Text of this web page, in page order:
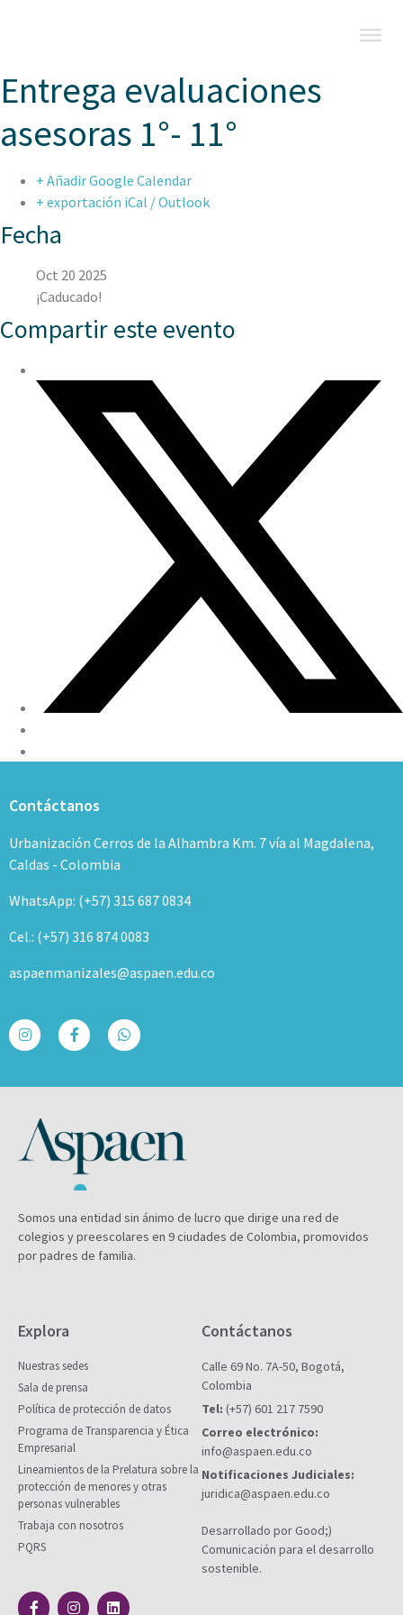
Entrega evaluaciones
asesoras 1°- 11°
+ Añadir Google Calendar
+ exportación iCal / Outlook
Fecha
Oct 20 2025
¡Caducado!
Compartir este evento
Contáctanos
Urbanización Cerros de la Alhambra Km. 7 vía al Magdalena,
Caldas - Colombia
WhatsApp: (+57) 315 687 0834
Cel.: (+57) 316 874 0083
aspaenmanizales@aspaen.edu.co
Somos una entidad sin ánimo de lucro que dirige una red de
colegios y preescolares en 9 ciudades de Colombia, promovidos
por padres de familia.
Explora
Nuestras sedes
Sala de prensa
Política de protección de datos
Programa de Transparencia y Ética
Empresarial
Lineamientos de la Prelatura sobre la
protección de menores y otras
personas vulnerables
Trabaja con nosotros
PQRS
Contáctanos
Calle 69 No. 7A-50, Bogotá,
Colombia
Tel: (+57) 601 217 7590
Correo electrónico:
info@aspaen.edu.co
Notificaciones Judiciales:
juridica@aspaen.edu.co
Desarrollado por Good;)
Comunicación para el desarrollo
sostenible.